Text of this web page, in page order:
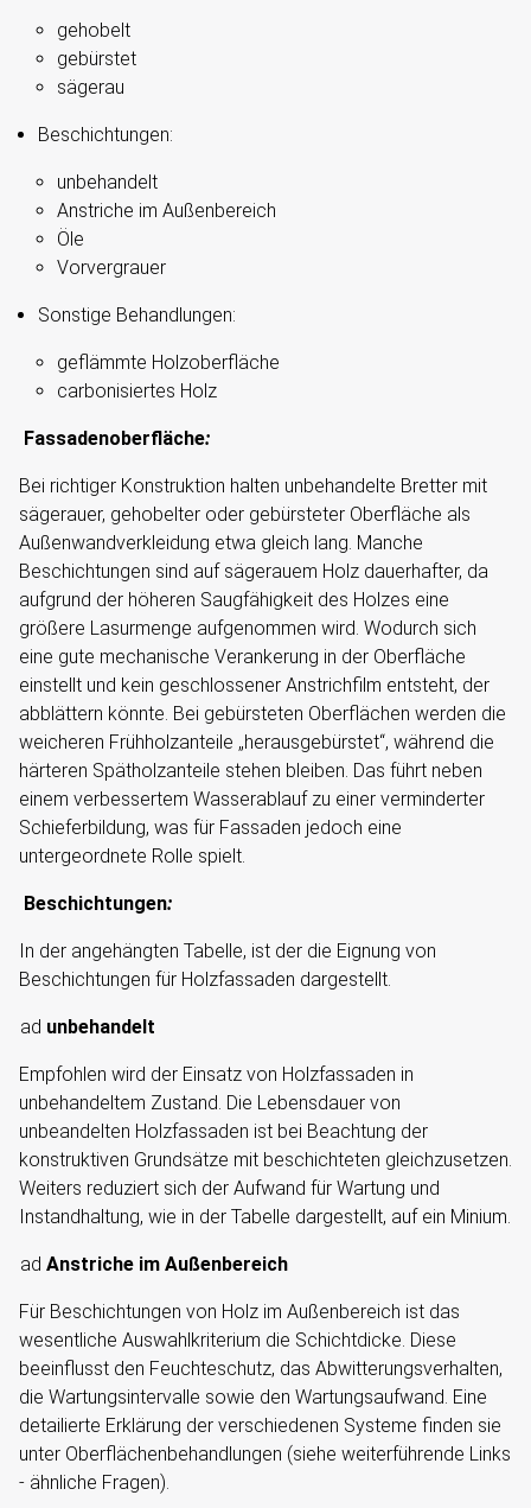
gehobelt
gebürstet
sägerau
Beschichtungen:
unbehandelt
Anstriche im Außenbereich
Öle
Vorvergrauer
Sonstige Behandlungen:
geflämmte Holzoberfläche
carbonisiertes Holz
Fassadenoberfläche:
Bei richtiger Konstruktion halten unbehandelte Bretter mit
sägerauer, gehobelter oder gebürsteter Oberfläche als
Außenwandverkleidung etwa gleich lang. Manche
Beschichtungen sind auf sägerauem Holz dauerhafter, da
aufgrund der höheren Saugfähigkeit des Holzes eine
größere Lasurmenge aufgenommen wird. Wodurch sich
eine gute mechanische Verankerung in der Oberfläche
einstellt und kein geschlossener Anstrichfilm entsteht, der
abblättern könnte. Bei gebürsteten Oberflächen werden die
weicheren Frühholzanteile „herausgebürstet“, während die
härteren Spätholzanteile stehen bleiben. Das führt neben
einem verbessertem Wasserablauf zu einer verminderter
Schieferbildung, was für Fassaden jedoch eine
untergeordnete Rolle spielt.
Beschichtungen:
In der angehängten Tabelle, ist der die Eignung von
Beschichtungen für Holzfassaden dargestellt.
ad unbehandelt
Empfohlen wird der Einsatz von Holzfassaden in
unbehandeltem Zustand. Die Lebensdauer von
unbeandelten Holzfassaden ist bei Beachtung der
konstruktiven Grundsätze mit beschichteten gleichzusetzen.
Weiters reduziert sich der Aufwand für Wartung und
Instandhaltung, wie in der Tabelle dargestellt, auf ein Minium.
ad Anstriche im Außenbereich
Für Beschichtungen von Holz im Außenbereich ist das
wesentliche Auswahlkriterium die Schichtdicke. Diese
beeinflusst den Feuchteschutz, das Abwitterungsverhalten,
die Wartungsintervalle sowie den Wartungsaufwand. Eine
detailierte Erklärung der verschiedenen Systeme finden sie
unter Oberflächenbehandlungen (siehe weiterführende Links
- ähnliche Fragen).